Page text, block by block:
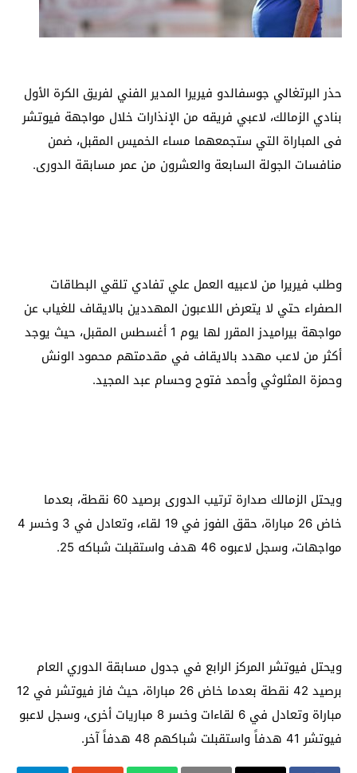
حذر البرتغالي جوسفالدو فيريرا المدير الفني لفريق الكرة الأول
بنادي الزمالك، لاعبي فريقه من الإنذارات خلال مواجهة فيوتشر
فى المباراة التي ستجمعهما مساء الخميس المقبل، ضمن
منافسات الجولة السابعة والعشرون من عمر مسابقة الدورى.
وطلب فيريرا من لاعبيه العمل علي تفادي تلقي البطاقات
الصفراء حتي لا يتعرض اللاعبون المهددين بالايقاف للغياب عن
مواجهة بيراميدز المقرر لها يوم 1 أغسطس المقبل، حيث يوجد
أكثر من لاعب مهدد بالايقاف في مقدمتهم محمود الونش
وحمزة المثلوثي وأحمد فتوح وحسام عبد المجيد.
ويحتل الزمالك صدارة ترتيب الدورى برصيد 60 نقطة، بعدما
خاض 26 مباراة، حقق الفوز في 19 لقاء، وتعادل في 3 وخسر 4
مواجهات، وسجل لاعبوه 46 هدف واستقبلت شباكه 25.
ويحتل فيوتشر المركز الرابع في جدول مسابقة الدوري العام
برصيد 42 نقطة بعدما خاض 26 مباراة، حيث فاز فيوتشر في 12
مباراة وتعادل في 6 لقاءات وخسر 8 مباريات أخرى، وسجل لاعبو
فيوتشر 41 هدفاً واستقبلت شباكهم 48 هدفاً آخر.